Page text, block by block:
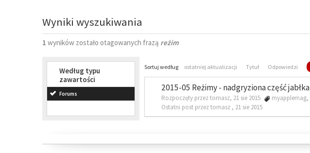
Wyniki wyszukiwania
1 wyników zostało otagowanych frazą reżim
Według typu
zawartości
Forums
Sortuj według ostatniej aktualizacji Tytuł Odpowiedzi
2015-05 Reżimy - nadgryziona część jabłka
Rozpoczęty przez tomasz, 21 sie 2015
myapplemag,
Ostatni post przez tomasz , 21 sie 2015